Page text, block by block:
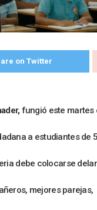
on Twitter
fungió este martes
a estudiantes de
debe colocarse
, mejoresparejas,